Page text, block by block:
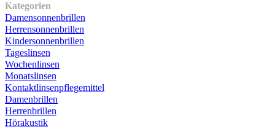
Kategorien
Damensonnenbrillen
Herrensonnenbrillen
Kindersonnenbrillen
Tageslinsen
Wochenlinsen
Monatslinsen
Kontaktlinsenpflegemittel
Damenbrillen
Herrenbrillen
Hörakustik